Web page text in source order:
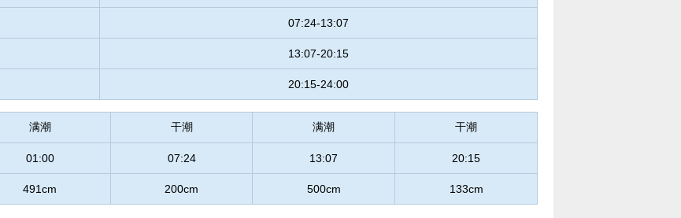
07:24-13:07
13:07-20:15
20:15-24:00
满潮 干潮 满潮 干潮
01:00 07:24 13:07 20:15
491cm 200cm 500cm 133cm